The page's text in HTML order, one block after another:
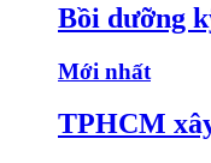
Bồi dưỡng
Mới nhất
TPHCM